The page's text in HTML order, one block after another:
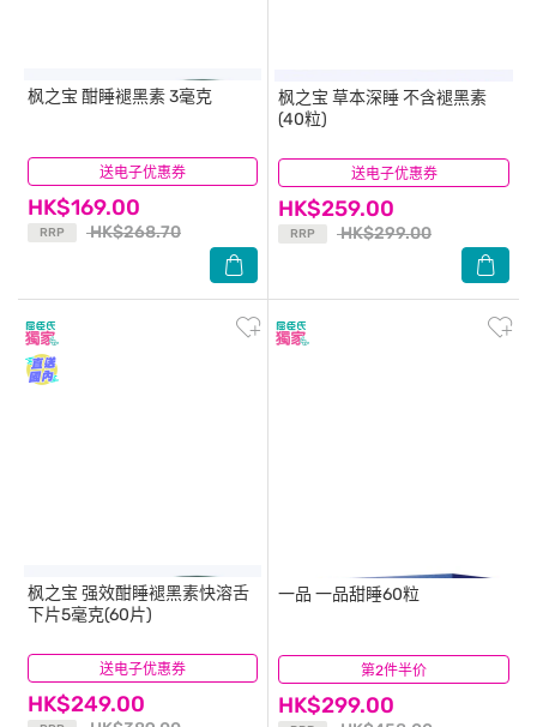
送电子优惠券
枫之宝 酣睡褪黑素 3毫克
HK$169.00
RRP HK$268.70
(14) 送电子优惠券
枫之宝 草本深睡 不含褪黑素
(40粒)
HK$259.00
RRP HK$299.00
(4)
送电子优惠券
枫之宝 强效酣睡褪黑素快溶舌
下片5毫克(60片)
HK$249.00
(5) 第2件半价
一品 一品甜睡60粒
HK$299.00
(6)